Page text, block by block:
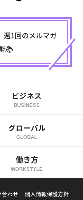
週1回のメルマガ
📚
ビジネス
BUSINESS
グローバル
GLOBAL
働き方
WORKSTYLE
わせ
個人情報保護方針